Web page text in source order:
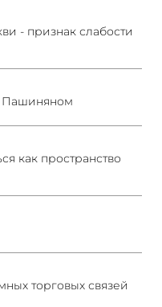
- признак слабости
Пашиняном
как пространство
торговых связей